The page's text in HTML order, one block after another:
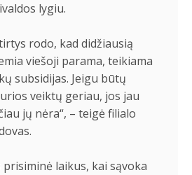
lygiu.
rodo, kad didžiausią
viešoji parama, teikiama
subsidijas. Jeigu būtų
veiktų geriau, jos jau
jų nėra“, – teigė filialo
laikus, kai sąvoka